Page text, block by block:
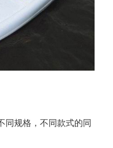
规格，不同款式的同